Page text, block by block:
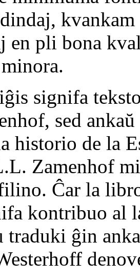
en pli bona
signifa
sed
historio de la
Zamenhof
Ĉar la
kontribuo al
traduki ĝin